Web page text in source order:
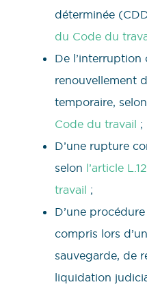
déterminée
du Code du
De
renouvellement
temporaire, selon
Code du travail ;
D’une rupture
selon l’article
travail ;
D’une
compris lors
sauvegarde, de
liquidation